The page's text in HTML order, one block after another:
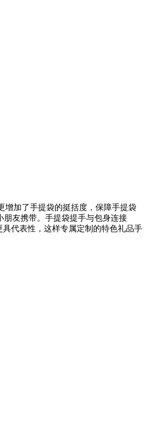
加了手提袋的挺括度，保障手提袋
友携带。手提袋提手与包身连接
代表性，这样专属定制的特色礼品手